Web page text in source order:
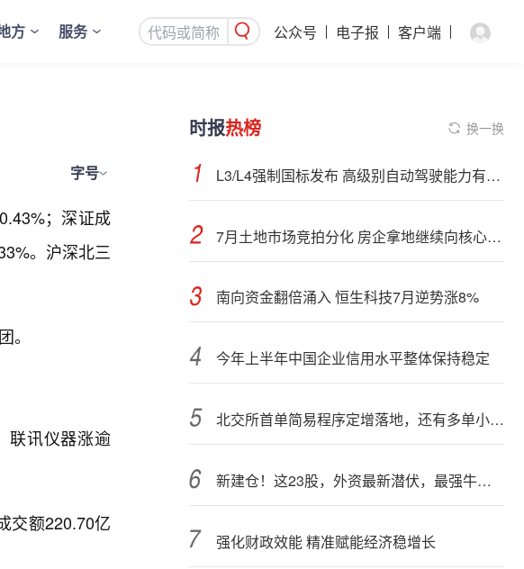
方 服务 公众号 电子报 客户端
字号
；深证成
。沪深北三
。
联讯仪器涨逾
交额220.70亿
时报热榜 换一换
L3/L4强制国标发布 高级别自动驾驶能力有望看齐“老司机”
7月土地市场竞拍分化 房企拿地继续向核心城市聚集
南向资金翻倍涌入 恒生科技7月逆势涨8%
今年上半年中国企业信用水平整体保持稳定
北交所首单简易程序定增落地，还有多单小额快速融资推进中
新建仓！这23股，外资最新潜伏，最强牛股在列
强化财政效能 精准赋能经济稳增长